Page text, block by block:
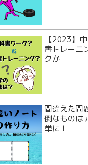
【2023】
書トレーニ
クか
間違えた問
倒なものは
単に！